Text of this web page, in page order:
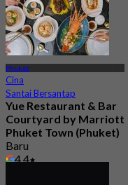
Phuket
Cina
Santai Bersantap
Yue Restaurant & Bar​
Courtyard by Marriott
Phuket Town (Phuket)
Baru
4.4